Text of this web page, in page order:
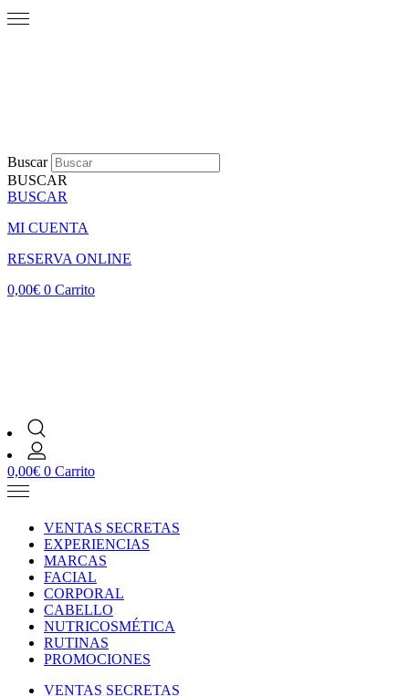
Buscar
BUSCAR
BUSCAR
MI CUENTA
RESERVA ONLINE
0,00€ 0 Carrito
0,00€ 0 Carrito
VENTAS SECRETAS
EXPERIENCIAS
MARCAS
FACIAL
CORPORAL
CABELLO
NUTRICOSMÉTICA
RUTINAS
PROMOCIONES
VENTAS SECRETAS